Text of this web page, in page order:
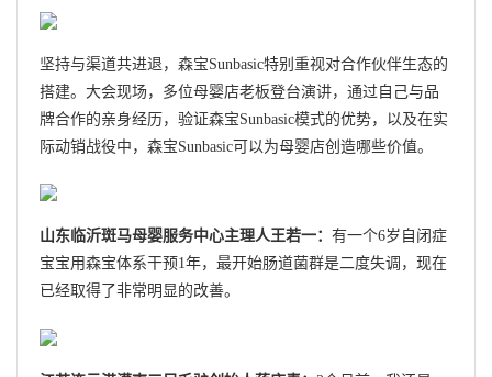
坚持与渠道共进退，森宝Sunbasic特别重视对合作伙伴生态的
搭建。大会现场，多位母婴店老板登台演讲，通过自己与品
牌合作的亲身经历，验证森宝Sunbasic模式的优势，以及在实
际动销战役中，森宝Sunbasic可以为母婴店创造哪些价值。
山东临沂斑马母婴服务中心主理人王若一： 有一个6岁自闭症
宝宝用森宝体系干预1年，最开始肠道菌群是二度失调，现在
已经取得了非常明显的改善。